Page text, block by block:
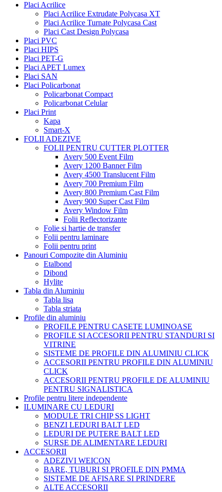
Placi Acrilice
Placi Acrilice Extrudate Polycasa XT
Placi Acrilice Turnate Polycasa Cast
Placi Cast Design Polycasa
Placi PVC
Placi HIPS
Placi PET-G
Placi APET Lumex
Placi SAN
Placi Policarbonat
Policarbonat Compact
Policarbonat Celular
Placi Print
Kapa
Smart-X
FOLII ADEZIVE
FOLII PENTRU CUTTER PLOTTER
Avery 500 Event Film
Avery 1200 Banner Film
Avery 4500 Translucent Film
Avery 700 Premium Film
Avery 800 Premium Cast Film
Avery 900 Super Cast Film
Avery Window Film
Folii Reflectorizante
Folie si hartie de transfer
Folii pentru laminare
Folii pentru print
Panouri Compozite din Aluminiu
Etalbond
Dibond
Hylite
Tabla din Aluminiu
Tabla lisa
Tabla striata
Profile din aluminiu
PROFILE PENTRU CASETE LUMINOASE
PROFILE SI ACCESORII PENTRU STANDURI SI
VITRINE
SISTEME DE PROFILE DIN ALUMINIU CLICK
ACCESORII PENTRU PROFILE DIN ALUMINIU
CLICK
ACCESORII PENTRU PROFILE DE ALUMINIU
PENTRU SIGNALISTICA
Profile pentru litere independente
ILUMINARE CU LEDURI
MODULE TRI CHIP SS LIGHT
BENZI LEDURI BALT LED
LEDURI DE PUTERE BALT LED
SURSE DE ALIMENTARE LEDURI
ACCESORII
ADEZIVI WEICON
BARE, TUBURI SI PROFILE DIN PMMA
SISTEME DE AFISARE SI PRINDERE
ALTE ACCESORII